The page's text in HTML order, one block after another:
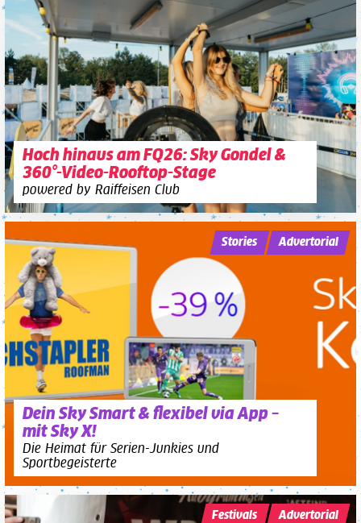
Hoch hinaus am FQ26: Sky Gondel &
360°-Video-Rooftop-Stage
powered by Raiffeisen Club
Dein Sky Smart & flexibel via App –
mit Sky X!
Die Heimat für Serien-Junkies und
Sportbegeisterte
Stories Advertorial
Festivals Advertorial